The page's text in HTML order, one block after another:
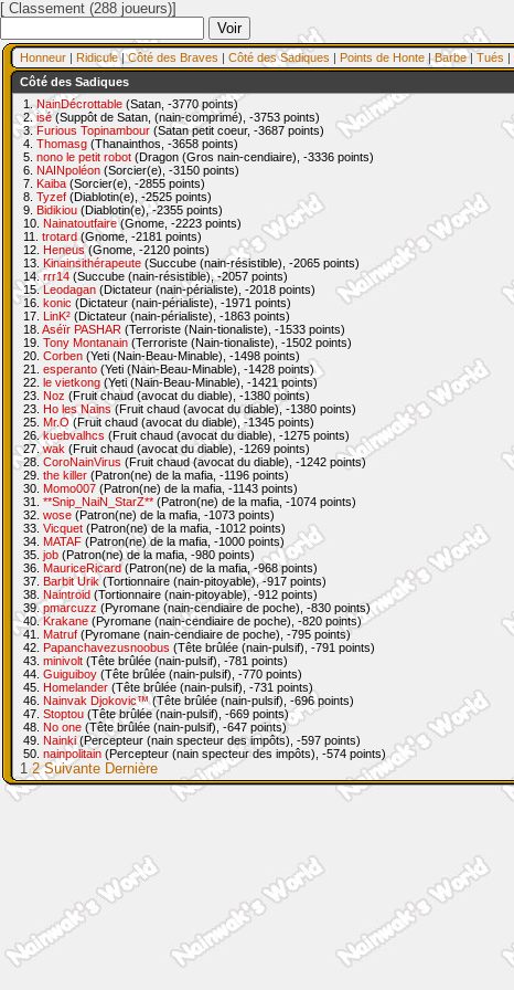
[ Classement (288 joueurs)]
Honneur | Ridicule|Côté des Braves | Côté des Sadiques | Points de Honte |Barbe| Tués |
Côté des Sadiques
1. NainDécrottable (Satan, -3770 points)
2.isé(Suppôt de Satan, (nain-comprimé), -3753 points)
3. Furious Topinambour (Satan petit coeur, -3687 points)
4. Thomasg (Thanainthos, -3658 points)
5. nono le petit robot (Dragon (Gros nain-cendiaire), -3336 points)
6. NAINpoléon (Sorcier(e), -3150 points)
7. Kaiba (Sorcier(e), -2855 points)
8. Tyzef (Diablotin(e), -2525 points)
9. Bidikiou (Diablotin(e), -2355 points)
10. Nainatoutfaire(Gnome, -2223 points)
11. trotard (Gnome, -2181 points)
12. Heneus(Gnome, -2120 points)
13. Kinainsithérapeute (Succube (nain-résistible), -2065 points)
14.rrr14 (Succube (nain-résistible), -2057 points)
15.Leodagan (Dictateur (nain-périaliste), -2018 points)
16. konic (Dictateur (nain-périaliste), -1971 points)
17. LinK² (Dictateur (nain-périaliste), -1863 points)
18. Aséïr PASHAR (Terroriste (Nain-tionaliste), -1533 points)
19. Tony Montanain (Terroriste (Nain-tionaliste), -1502 points)
20. Corben (Yeti (Nain-Beau-Minable), -1498 points)
21. esperanto (Yeti (Nain-Beau-Minable), -1428 points)
22. le vietkong (Yeti (Nain-Beau-Minable), -1421 points)
23. Noz (Fruit chaud (avocat du diable), -1380 points)
23. Ho les Nains(Fruit chaud (avocat du diable), -1380 points)
25. Mr.O (Fruit chaud (avocat du diable), -1345 points)
26.kuebvalhcs (Fruit chaud (avocat du diable), -1275 points)
27.wak (Fruit chaud (avocat du diable), -1269 points)
28. CoroNainVirus (Fruit chaud (avocat du diable), -1242 points)
29. the killer (Patron(ne) de la mafia, -1196 points)
30. Momo007 (Patron(ne) de la mafia, -1143 points)
31. **Snip_NaiN_StarZ** (Patron(ne) de la mafia, -1074 points)
32. wose (Patron(ne) de la mafia, -1073 points)
33. Vicquet (Patron(ne) de la mafia, -1012 points)
34. MATAF (Patron(ne) de la mafia, -1000 points)
35. job (Patron(ne) de la mafia, -980 points)
36. MauriceRicard(Patron(ne) de la mafia, -968 points)
37. Barbit Urik(Tortionnaire (nain-pitoyable), -917 points)
38. Naintroid (Tortionnaire (nain-pitoyable), -912 points)
39.pmarcuzz (Pyromane (nain-cendiaire de poche), -830 points)
40.Krakane (Pyromane (nain-cendiaire de poche), -820 points)
41. Matruf (Pyromane (nain-cendiaire de poche), -795 points)
42. Papanchavezusnoobus (Tête brûlée (nain-pulsif), -791 points)
43. minivolt (Tête brûlée (nain-pulsif), -781 points)
44. Guiguiboy (Tête brûlée (nain-pulsif), -770 points)
45. Homelander (Tête brûlée (nain-pulsif), -731 points)
46. Nainvak Djokovic™(Tête brûlée (nain-pulsif), -696 points)
47. Stoptou (Tête brûlée (nain-pulsif), -669 points)
48. No one (Tête brûlée (nain-pulsif), -647 points)
49. Nainki(Percepteur (nain specteur des impôts), -597 points)
50. nainpolitain (Percepteur (nain specteur des impôts), -574 points)
1 2 Suivante Dernière